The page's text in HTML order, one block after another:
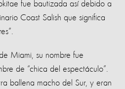
fue bautizada así debido a
Coast Salish que significa
Miami, su nombre fue
de “chica del espectáculo”.
ballena macho del Sur, y eran